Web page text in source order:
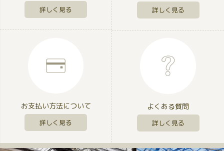
詳しく見る 詳しく見る
お支払い方法について
詳しく見る
よくある質問
詳しく見る